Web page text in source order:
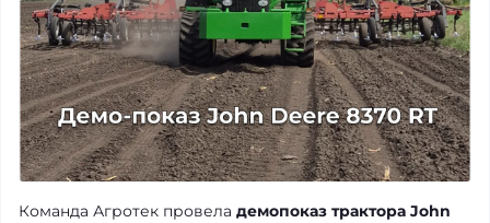
Команда Агротек провела демопоказ трактора John